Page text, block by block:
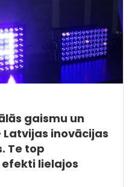
gaismu un
inovācijas
Te top
lielajos